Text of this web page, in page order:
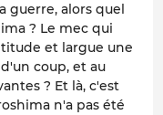
guerre, alors quel
? Le mec qui
et largue une
coup, et au
? Et là, c'est
n'a pas été